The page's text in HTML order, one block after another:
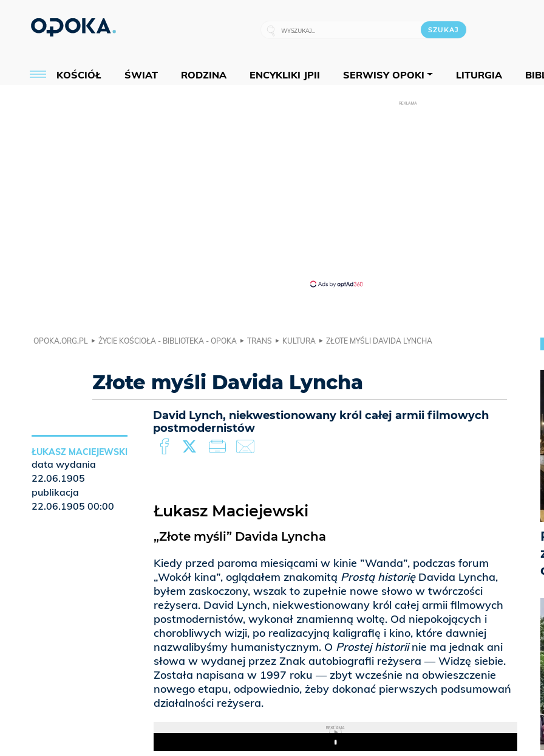
KOŚCIÓŁ ŚWIAT RODZINA ENCYKLIKI JPII SERWISY OPOKI LITURGIA
REKLAMA
OPOKA.ORG.PL ŻYCIE KOŚCIOŁA - BIBLIOTEKA - OPOKA TRANS KULTURA ZŁOTE MYŚLI DAVIDA LYNCHA
Złote myśli Davida Lyncha
David Lynch, niekwestionowany król całej armii filmowych
postmodernistów
Łukasz Maciejewski
„Złote myśli” Davida Lyncha
Kiedy przed paroma miesiącami w kinie ”Wanda”, podczas forum
„Wokół kina”, oglądałem znakomitą Prostą historięDavida Lyncha,
byłem zaskoczony, wszak to zupełnie nowe słowo w twórczości
reżysera. David Lynch, niekwestionowany król całej armii filmowych
postmodernistów, wykonał znamienną woltę. Od niepokojących i
chorobliwych wizji, po realizacyjną kaligrafię i kino, które dawniej
nazwalibyśmy humanistycznym. O Prostej historiinie ma jednak ani
słowa w wydanej przez Znak autobiografii reżysera — Widzę siebie.
Została napisana w 1997 roku — zbyt wcześnie na obwieszczenie
nowego etapu, odpowiednio, żeby dokonać pierwszych podsumowań
działalności reżysera.
REKLAMA
Play
ŁUKASZ MACIEJEWSKI
data wydania
22.06.1905
publikacja
22.06.1905 00:00